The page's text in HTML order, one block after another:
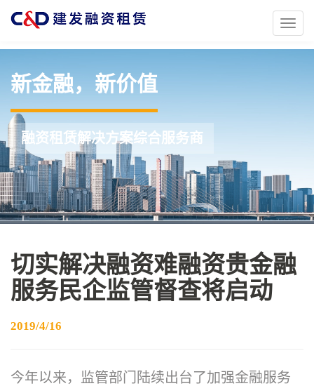
Toggle
新金融，新价值
融资租赁解决方案综合服务商
切实解决融资难融资贵金融
服务民企监管督查将启动
2019/4/16
今年以来，监管部门陆续出台了加强金融服务